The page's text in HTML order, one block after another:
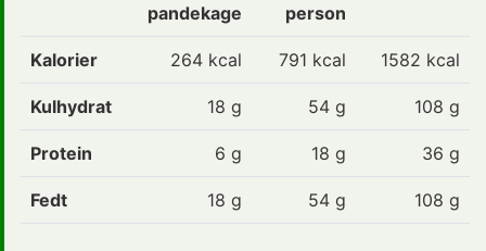
pandekage
person
Kalorier 264 kcal 791 kcal 1582 kcal
Kulhydrat 18 g 54 g 108 g
Protein 6 g 18 g 36 g
Fedt 18 g 54 g 108 g